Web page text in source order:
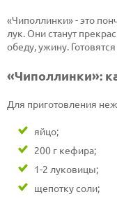
«Чиполлинки» - это
лук. Они станут
обеду, ужину.
«Чиполлинки»:
Для приготовления
яйцо;
200 г кефира;
1-2 луковицы;
щепотку соли;